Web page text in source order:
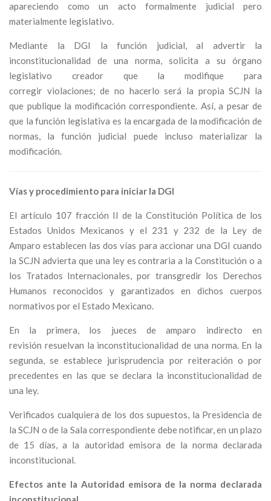
apareciendo como un acto formalmente judicial pero
materialmente legislativo.
Mediante la DGI la función judicial, al advertir la
inconstitucionalidad de una norma, solicita a su órgano
legislativo creador que la modifique para
corregir violaciones; de no hacerlo será la propia SCJN la
que publique la modificación correspondiente. Así, a pesar de
que la función legislativa es la encargada de la modificación de
normas, la función judicial puede incluso materializar la
modificación.
Vías y procedimiento para iniciar la DGI
El artículo 107 fracción II de la Constitución Política de los
Estados Unidos Mexicanos y el 231 y 232 de la Ley de
Amparo establecen las dos vías para accionar una DGI cuando
la SCJN advierta que una ley es contraria a la Constitución o a
los Tratados Internacionales, por transgredir los Derechos
Humanos reconocidos y garantizados en dichos cuerpos
normativos por el Estado Mexicano.
En la primera, los jueces de amparo indirecto en
revisión resuelvan la inconstitucionalidad de una norma. En la
segunda, se establece jurisprudencia por reiteración o por
precedentes en las que se declara la inconstitucionalidad de
una ley.
Verificados cualquiera de los dos supuestos, la Presidencia de
la SCJN o de la Sala correspondiente debe notificar, en un plazo
de 15 días, a la autoridad emisora de la norma declarada
inconstitucional.
Efectos ante la Autoridad emisora de la norma declarada